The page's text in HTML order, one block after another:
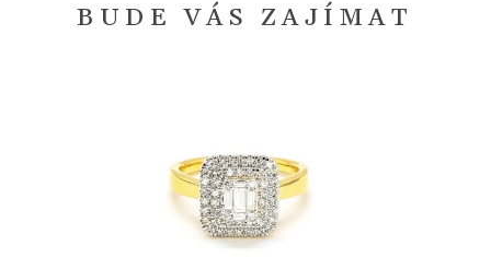
BUDE VÁS ZAJÍMAT